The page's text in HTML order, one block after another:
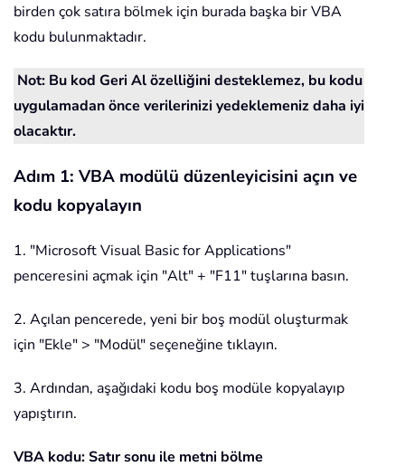
birden çok satıra bölmek için burada başka bir VBA
kodu bulunmaktadır.
Not: Bu kod Geri Al özelliğini desteklemez, bu kodu
uygulamadan önce verilerinizi yedeklemeniz daha iyi
olacaktır.
Adım 1: VBA modülü düzenleyicisini açın ve
kodu kopyalayın
1. "Microsoft Visual Basic for Applications"
penceresini açmak için "Alt" + "F11" tuşlarına basın.
2. Açılan pencerede, yeni bir boş modül oluşturmak
için "Ekle" > "Modül" seçeneğine tıklayın.
3. Ardından, aşağıdaki kodu boş modüle kopyalayıp
yapıştırın.
VBA kodu: Satır sonu ile metni bölme